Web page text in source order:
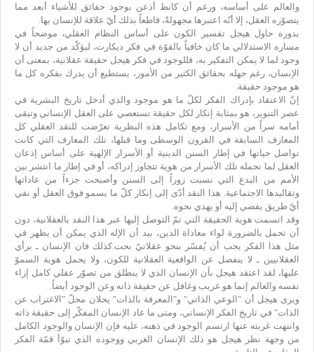
والعالم على أساسه، ورغم أن كانط أذعن بوجود حقائق للأشياء أبعد مما
يتصوّره العقل، إلا أنّه اعتبرها مجهولةً، قاطعاً بذلك أيّ علاقة للإنسان بها.
بدوره حاول هيجل تفسير الكون على أساس النظام العقلي، موضحاً في
مساره الاستدلالي ما كان خافياً بالقوّة في فكر ديكارت، ليؤكّد من جديد أن لا
وجود لما لا يمكن التفكير به، فللوجود في فكر هيجل حقيقة عقلانية، بمعنى أن
الإنسان، رغم جهله بحقائق الكثير من الأمور، يستطيع أن يدرك بفكره كل ما
هو موجود حقيقة.
إنّ الاعتقاد بإدراك الفكر لكلّ ما هو موجود والذي أدخل تاريخ البشرية في
عصر التنوير، هو بمثابة إنكار لكل حقيقة تستعصي على العقل الإنساني وتبقى
أمامه سراً من الأسرار، ومع تكامل هذه النظرية تعرّضت للنقد العقلي كل
المعارف السابقة في القرون الوسطى وما قبلها، تلك المعارف التي كانت
تواصل حياتها في إطار السنن الدينية أو الأسرار الإلهية على أساس إذعان
العقل لما تحمله تلك الأسرار من هوية تتجاوز إدراكه، أو في إطار ما انتشر بين
الأمم من البدع التي نسبت زوراً إلى السنن وأصبحت جزءاً من عاداتها
وتقاليدها الاجتماعية. هذا النقد أدّى إلى إنكار كلّ ما يسمو فوق العقل أو نفي
أيّ طريق يفضي إليه أو يهدي نحوه.
وقد اتسمت هوية الحقيقة التي تمّ التوصل إليها عبر هذا النقد بالعقلانية، دون
أن تحمل بالضرورة لواء معاداة الدين، بيد أن الإله الذي يمكن أن يظهر في
مثل هذا الفكر يجب أن يُفسّر بنحو عقلانيّ بحت.كذلك فان الإنسان ـ برأي
العقلانيين ـ لا ينفصل عن الواقعية العقلانية للكون، ولا يحمل هوية السموّ
عليها، لقد اعتقد هيجل بأن الإنسان الذي لا ينطلق من تصوّر عقلي كامل إزاء
نفسه والعالم إنما هو غريب وغافل عن حقيقة ذاته وعن الوجود أيضاً.
ويرى هيجل أن "الوعي الذاتي" و"المعرفة بالذات" يحلان محلّ "الاغتراب عن
الذات" في تاريخ الفكر الإنساني، ومتى ما عاد الإنسان المفكّر إلى حقيقة ذاته
وانتهت غربته عنها ارتسم الوجود في ذهنه، عليه فإن الإنسان والوجود الكامل
من وجهة نظر هيجل هو ذلك الإنسان الغربي ووجوده الذي تبوّأ قمّة الفكر